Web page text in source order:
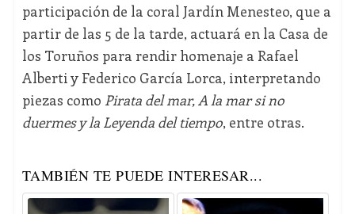
participación de la coral Jardín Menesteo, que a
partir de las 5 de la tarde, actuará en la Casa de
los Toruños para rendir homenaje a Rafael
Alberti y Federico García Lorca, interpretando
piezas como Pirata del mar, A la mar si no
duermes y la Leyenda del tiempo, entre otras.
TAMBIÉN TE PUEDE INTERESAR...